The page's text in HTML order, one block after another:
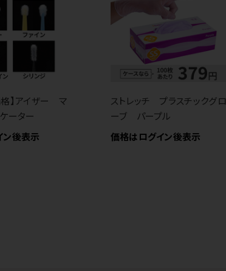
】アイザー マ
ーター
ン後表示
ストレッチ プラスチックグロ
ーブ パープル
価格はログイン後表示